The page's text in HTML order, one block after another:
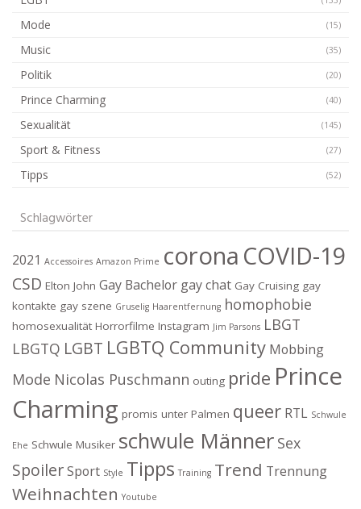
Mode (15)
Music (35)
Politik (20)
Prince Charming (40)
Sexualität (145)
Sport & Fitness (27)
Tipps (52)
Schlagwörter
2021 Accessoires Amazon Prime corona COVID-19
CSD Elton John Gay Bachelor gay chat Gay Cruising gay
kontakte gay szene Gruselig Haarentfernung homophobie
homosexualität Horrorfilme Instagram Jim Parsons LBGT
LBGTQ LGBT LGBTQ Community Mobbing
Mode Nicolas Puschmann outing pride Prince
Charming promis unter Palmen queer RTL Schwule
Ehe Schwule Musiker schwule Männer Sex
SpoilerSport Style Tipps Training Trend Trennung
Weihnachten Youtube